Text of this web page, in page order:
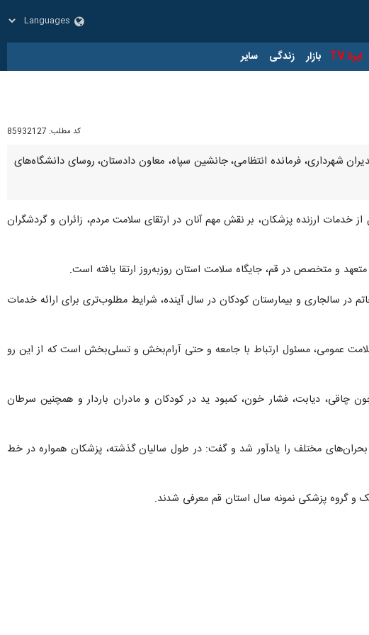
ایرنا TV بازار زندگی سایر
کد مطلب: 85932127
شهرداری، فرمانده انتظامی، جانشین سپاه، معاون دادستان، روسای دانشگاه‌های
خدمات ارزنده پزشکان، بر نقش مهم آنان در ارتقای سلامت مردم، زائران و گردشگران
و متخصص در قم، جایگاه سلامت استان روزبه‌روز ارتقا یافته است.
در سالجاری و بیمارستان کودکان در سال آینده، شرایط مطلوب‌تری برای ارائه خدمات
عمومی، مسئول ارتباط با جامعه و حتی آرام‌بخش و تسلی‌بخش است که از این رو
چاقی، دیابت، فشار خون، کمبود ید در کودکان و مادران باردار و همچنین سرطان
مختلف را یادآور شد و گفت: در طول سالیان گذشته، پزشکان همواره در خط